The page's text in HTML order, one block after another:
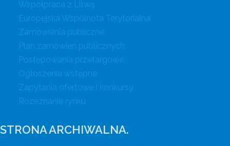
Współpraca z Litwą
Europejska Wspólnota Terytorialna
Zamówienia publiczne
Plan zamówień publicznych
Postępowania przetargowe
Ogłoszenia wstępne
Zapytania ofertowe i konkursy
Rozeznanie rynku
STRONA ARCHIWALNA.